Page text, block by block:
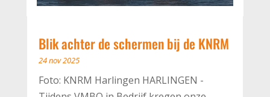
Blik achter de schermen bij de KNRM
24 nov 2025
Foto: KNRM Harlingen HARLINGEN -